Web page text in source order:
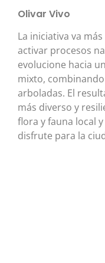
Olivar Vivo
La iniciativa va
activar procesos
evolucione hacia
mixto,
arboladas. El
más diverso y
flora y fauna local
disfrute para la